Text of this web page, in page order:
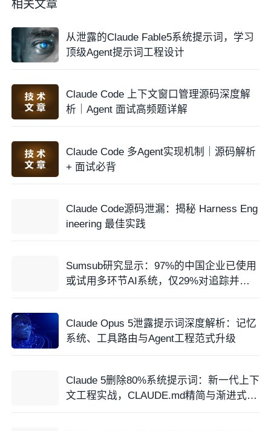
相关文章
从泄露的Claude Fable5系统提示词，学习
顶级Agent提示词工程设计
Claude Code 上下文窗口管理源码深度解
析｜Agent 面试高频题详解
Claude Code 多Agent实现机制｜源码解析
+ 面试必背
Claude Code源码泄漏：揭秘 Harness Eng
ineering 最佳实践
Sumsub研究显示：97%的中国企业已使用
或试用多环节AI系统，仅29%对追踪并解
Claude Opus 5泄露提示词深度解析：记忆
系统、工具路由与Agent工程范式升级
Claude 5删除80%系统提示词：新一代上下
文工程实战，CLAUDE.md精简与渐进式披